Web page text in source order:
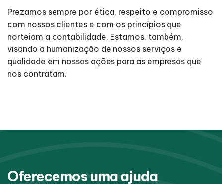
Prezamos sempre por ética, respeito e compromisso
com nossos clientes e com os princípios que
norteiam a contabilidade. Estamos, também,
visando a humanização de nossos serviços e
qualidade em nossas ações para as empresas que
nos contratam.
Oferecemos uma ajuda